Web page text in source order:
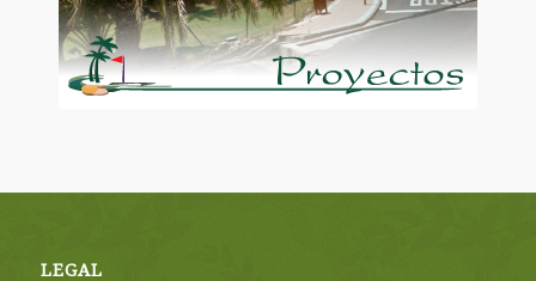
LEGAL